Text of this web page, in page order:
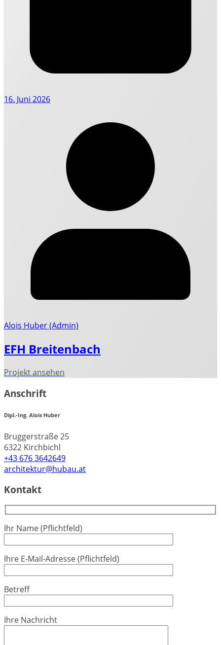
16. Juni 2026
Alois Huber (Admin)
EFH Breitenbach
Anschrift
Dipl.-Ing. Alois Huber
Bruggerstraße 25
6322 Kirchbichl
+43 676 3642649
architektur@hubau.at
Kontakt
Ihr Name (Pflichtfeld)
Ihre E-Mail-Adresse (Pflichtfeld)
Betreff
Ihre Nachricht